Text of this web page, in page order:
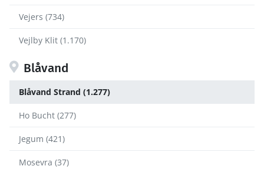
Vejers (734)
Vejlby Klit (1.170)
Blåvand
Blåvand Strand (1.277)
Ho Bucht (277)
Jegum (421)
Mosevra (37)